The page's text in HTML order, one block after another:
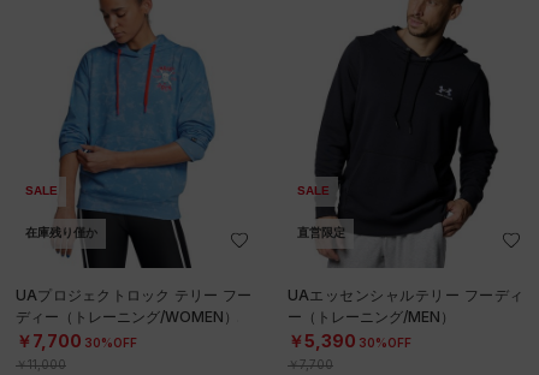
SALE
在庫残り僅か
UAプロジェクトロック テリー フー
ディー（トレーニング/WOMEN）
￥7,700 30%OFF
￥11,000
SALE
直営限定
UAエッセンシャルテリー フーディ
ー（トレーニング/MEN）
￥5,390 30%OFF
￥7,700